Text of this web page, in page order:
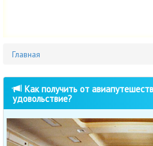
Главная
Как получить от
удовольствие?